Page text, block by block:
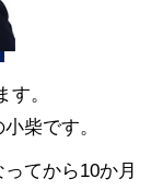
。
柴です。
てから10か月